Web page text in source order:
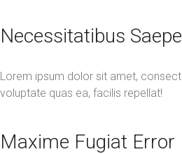
Necessitatibus Saepe
Lorem ipsum dolor sit amet,
voluptate quas ea, facilis repellat!
Maxime Fugiat Error